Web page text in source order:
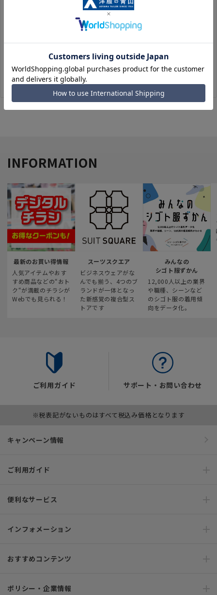
※洋服の青山オンラインストアのポイントは付与されません。
また、ゲスト購入後の会員情報統合・ポイントの付与は、対応
※購入履歴の確認、領収書の発行、キャンセル手続きはご利用
いただけません。
INFORMATION
最新のお買い得情報
人気アイテムやおす
すめ商品などの“おト
ク“が満載のチラシが
Webでも見られる！
スーツスクエア
ビジネスウェアがな
んでも揃う、4つのブ
ランドが一体となっ
た新感覚の複合型ス
トアです
みんなの
シゴト服ずかん
12,000人以上の業界
や職種、シーンなど
のシゴト服の着用傾
向をデータ化。
ご利用ガイド サポート・お問い合わせ
※税表記がないものはすべて税込み価格となります
キャンペーン情報
ご利用ガイド
便利なサービス
インフォメーション
おすすめコンテンツ
ポリシー・企業情報